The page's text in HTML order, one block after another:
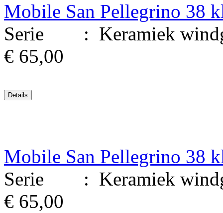
Mobile San Pellegrino 38
Serie : Keramiek
€ 65,00
Mobile San Pellegrino 38
Serie : Keramiek
€ 65,00